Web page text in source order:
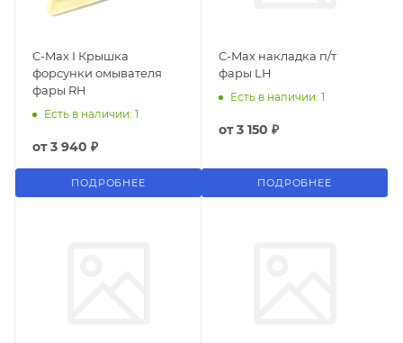
C-Max I Крышка
форсунки омывателя
фары RH
Есть в наличии: 1
от3 940 ₽
ПОДРОБНЕЕ
C-Max накладка п/т
фары LH
Есть в наличии: 1
от3 150 ₽
ПОДРОБНЕЕ